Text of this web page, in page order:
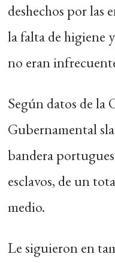
deshechos por las
la falta de higiene
no eran
Según datos de la
Gubernamental
bandera
esclavos, de un
medio.
Le siguieron en